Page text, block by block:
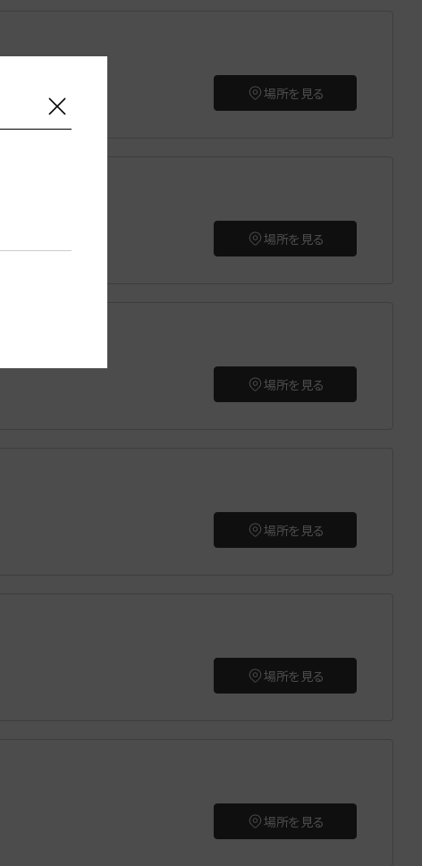
場所を見る
場所を見る
場所を見る
場所を見る
場所を見る
場所を見る